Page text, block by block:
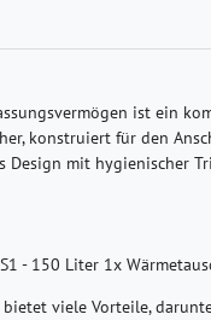
ist ein
konstruiert für den
Design mit hygienischer
- 150 Liter 1x
bietet viele Vorteile,